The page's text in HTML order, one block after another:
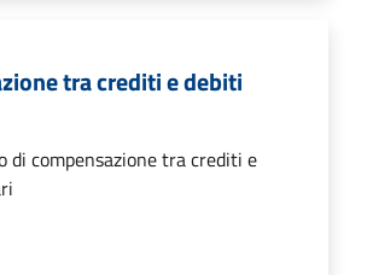
tra crediti e debiti
di compensazione tra crediti e